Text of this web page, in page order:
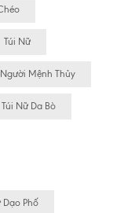
Túi Nữ
Mệnh Thủy
Túi Nữ Da Bò
Dạo Phố